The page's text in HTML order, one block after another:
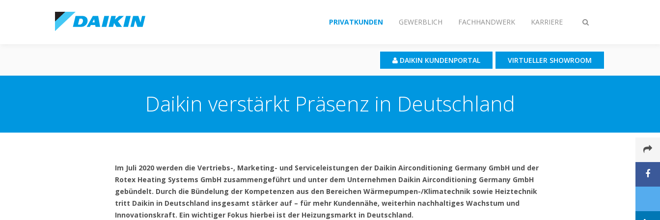
Suche
PRIVATKUNDEN GEWERBLICH FACHHANDWERK KARRIERE
DAIKIN KUNDENPORTAL VIRTUELLER SHOWROOM
Daikin verstärkt Präsenz in Deutschland
Im Juli 2020 werden die Vertriebs-, Marketing- und Serviceleistungen der Daikin Airconditioning Germany GmbH und der
Rotex Heating Systems GmbH zusammengeführt und unter dem Unternehmen Daikin Airconditioning Germany GmbH
gebündelt. Durch die Bündelung der Kompetenzen aus den Bereichen Wärmepumpen-/Klimatechnik sowie Heiztechnik
tritt Daikin in Deutschland insgesamt stärker auf – für mehr Kundennähe, weiterhin nachhaltiges Wachstum und
Innovationskraft. Ein wichtiger Fokus hierbei ist der Heizungsmarkt in Deutschland.